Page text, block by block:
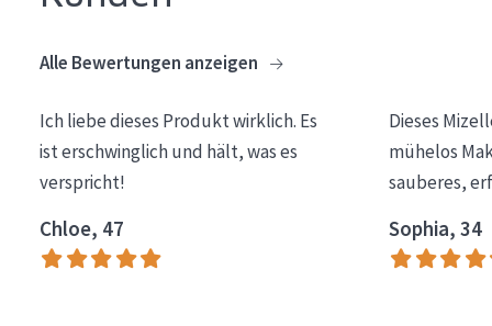
Essentials
Lift+
Expert
Empfindliche Haut
Alle Bewertungen anzeigen
Ich liebe dieses Produkt wirklich. Es
ist erschwinglich und hält, was es
verspricht!
Chloe, 47
Dieses
mühelos
sauberes,
Sophia, 34